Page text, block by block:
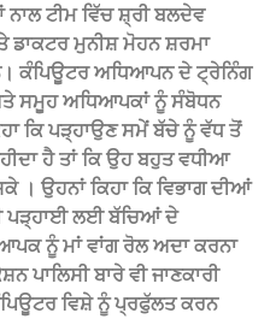
ਟੀਮ ਵਿੱਚ ਸ਼੍ਰੀ ਬਲਦੇਵ
ਡਾਕਟਰ ਮੁਨੀਸ਼ ਮੋਹਨ ਸ਼ਰਮਾ
ਕੰਪਿਊਟਰ ਅਧਿਆਪਨ ਦੇ ਟ੍ਰੇਨਿੰਗ
ਸਮੂਹ ਅਧਿਆਪਕਾਂ ਨੂੰ ਸੰਬੋਧਨ
ਕਿ ਪੜ੍ਹਾਉਣ ਸਮੇਂ ਬੱਚੇ ਨੂੰ ਵੱਧ ਤੋਂ
ਹੈ ਤਾਂ ਕਿ ਉਹ ਬਹੁਤ ਵਧੀਆ
। ਉਹਨਾਂ ਕਿਹਾ ਕਿ ਵਿਭਾਗ ਦੀਆਂ
ਪੜ੍ਹਾਈ ਲਈ ਬੱਚਿਆਂ ਦੇ
ਨੂੰ ਮਾਂ ਵਾਂਗ ਰੋਲ ਅਦਾ ਕਰਨਾ
ਪਾਲਿਸੀ ਬਾਰੇ ਵੀ ਜਾਣਕਾਰੀ
ਵਿਸ਼ੇ ਨੂੰ ਪ੍ਰਫੁੱਲਤ ਕਰਨ